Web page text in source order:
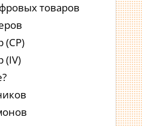
товаров
(CP)
(IV)